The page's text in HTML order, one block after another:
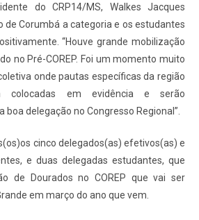
do CRP14/MS, Walkes Jacques
de Corumbá a categoria e os estudantes
“Houve grande mobilização
no Pré-COREP. Foi um momento muito
onde pautas específicas da região
colocadas em evidência e serão
delegação no Congresso Regional”.
cinco delegados(as) efetivos(as) e
e duas delegadas estudantes, que
de Dourados no COREP que vai ser
em março do ano que vem.